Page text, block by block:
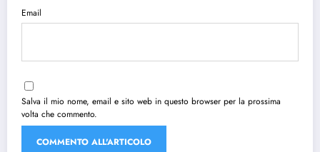
Email
Salva il mio nome, email e sito web in questo browser per la prossima
volta che commento.